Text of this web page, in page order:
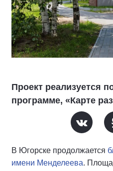
Проект реализуется
программе, «Карте
В Югорске продолжается
имени Менделеева.